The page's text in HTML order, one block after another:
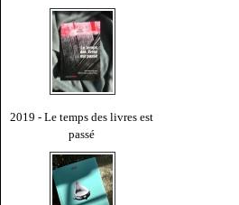
2019 - Le temps des livres est
passé